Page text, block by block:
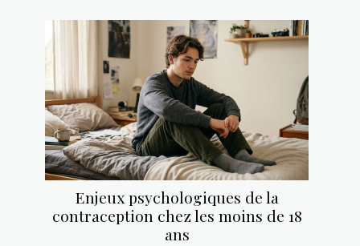
Enjeux psychologiques de la
contraception chez les moins de 18
ans